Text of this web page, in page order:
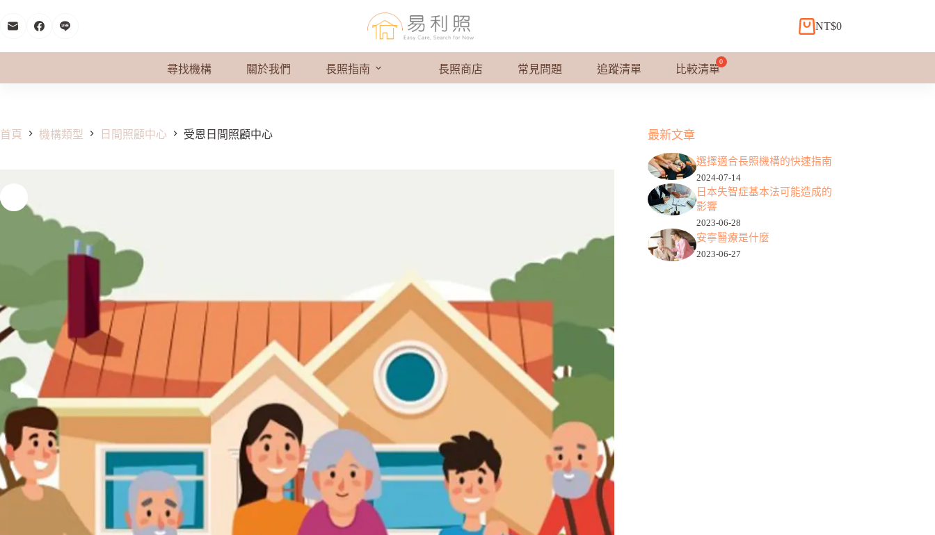
至
購
物
NT$0
尋找機構 關於我們 長照指南 長照商店 常見問題 追蹤清單 比較清單
首頁 機構類型 日間照顧中心 受恩日間照顧中心 最新文章
選擇適合長照機構的快速指南
2024-07-14
日本失智症基本法可能造成的
影響
2023-06-28
安寧醫療是什麼
2023-06-27